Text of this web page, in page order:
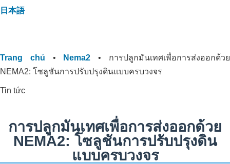
日本語
Trang chủ • Nema2 • การปลูกมันเทศเพื่อการส่งออกด้วย
NEMA2: โซลูชันการปรับปรุงดินแบบครบวงจร
Tin tức
การปลูกมันเทศเพื่อการส่งออกด้วย
NEMA2: โซลูชันการปรับปรุงดิน
แบบครบวงจร